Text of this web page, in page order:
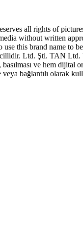
all rights of
without written
this brand name to
Ltd. Şti. TAN Ltd.
ve hem dijital
bağlantılı olarak